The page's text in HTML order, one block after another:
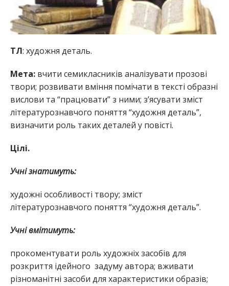
ТЛ: художня деталь.
Мета: вчити семикласників аналізувати прозові
твори; розвивати вміння помічати в тексті образні
вислови та “працювати” з ними; з’ясувати зміст
літературознавчого поняття “художня деталь”,
визначити роль таких деталей у повісті.
Цілі.
Учні знатимуть:
художні особливості твору; зміст
літературознавчого поняття “художня деталь”.
Учні вмітимуть:
прокоментувати роль художніх засобів для
розкриття ідейного задуму автора; вживати
різноманітні засоби для характеристики образів;